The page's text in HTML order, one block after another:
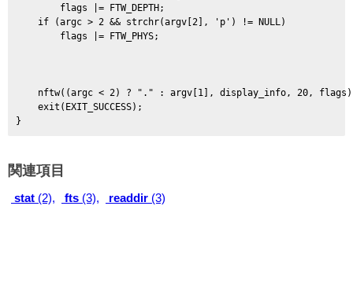
        flags |= FTW_DEPTH;
    if (argc > 2 && strchr(argv[2], 'p') != NULL)
        flags |= FTW_PHYS;
nftw((argc < 2) ? "." : argv[1], display_info, 20,
    exit(EXIT_SUCCESS);
関連項目
stat (2), fts (3), readdir (3)